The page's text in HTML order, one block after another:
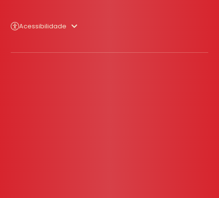
Acessibilidade